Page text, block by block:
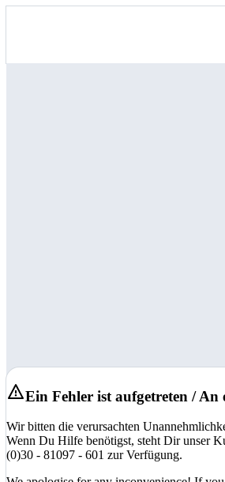
Ein Fehler ist aufgetreten / An
Wir bitten die verursachten
Wenn Du Hilfe benötigst, steht Dir unser
(0)30 - 81097 - 601 zur Verfügung.